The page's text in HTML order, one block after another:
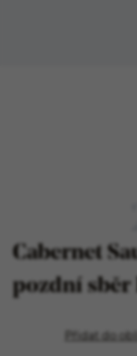
Cabernet
pozdní sběr
Přidat do